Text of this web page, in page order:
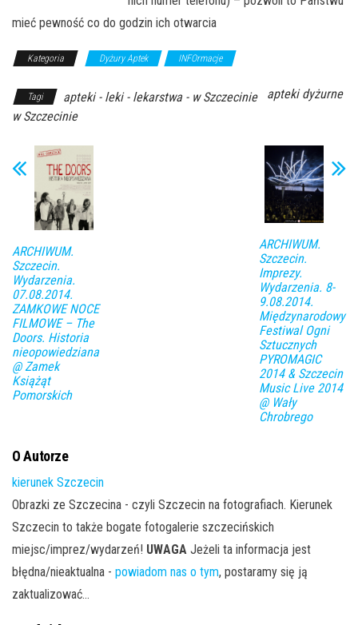
mieć pewność co do godzin ich otwarcia
Kategoria Dyżury Aptek INFOrmacje
Tagi apteki - leki - lekarstwa - w Szczecinie
apteki dyżurne
w Szczecinie
ARCHIWUM.
Szczecin.
Wydarzenia.
07.08.2014.
ZAMKOWE NOCE
FILMOWE – The
Doors. Historia
nieopowiedziana
@ Zamek
Książąt
Pomorskich
ARCHIWUM.
Szczecin.
Imprezy.
Wydarzenia. 8-
9.08.2014.
Międzynarodowy
Festiwal Ogni
Sztucznych
PYROMAGIC
2014 & Szczecin
Music Live 2014
@ Wały
Chrobrego
O Autorze
kierunek Szczecin
Obrazki ze Szczecina - czyli Szczecin na fotografiach. Kierunek
Szczecin to także bogate fotogalerie szczecińskich
miejsc/imprez/wydarzeń! UWAGA Jeżeli ta informacja jest
błędna/nieaktualna - powiadom nas o tym, postaramy się ją
zaktualizować...